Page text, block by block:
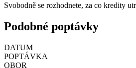
Svobodně se rozhodnete, za co kredity
Podobné poptávky
DATUM
POPTÁVKA
OBOR